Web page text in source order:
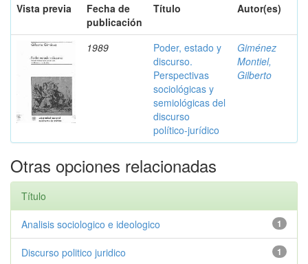
Vista previa
Fecha de
publicación
Título Autor(es)
1989
Poder, estado y
discurso.
Perspectivas
sociológicas y
semiológicas del
discurso
político-jurídico
Giménez
Montiel,
Gilberto
Otras opciones relacionadas
Título
1
Analisis sociologico e ideologico
1
Discurso politico juridico